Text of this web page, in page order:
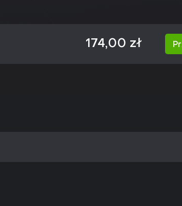
174,00 zł